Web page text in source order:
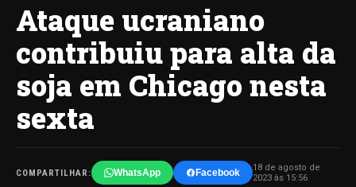
Ataque ucraniano
contribuiu para alta da
soja em Chicago nesta
sexta
COMPARTILHAR: WhatsApp Facebook
18 de agosto de
2023 às 15:56